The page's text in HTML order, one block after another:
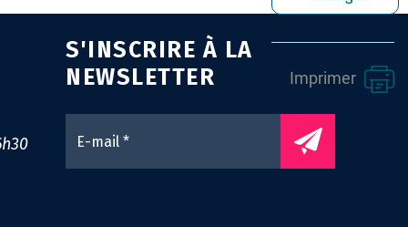
ARCHIVAGE
Imprimer
S'INSCRIRE À LA
NEWSLETTER